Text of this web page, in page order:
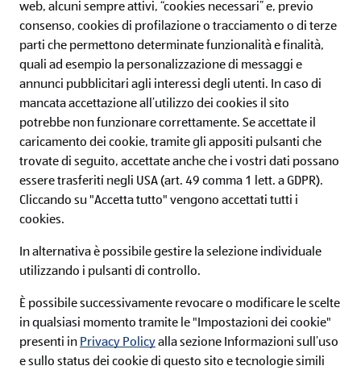
Iniziare montando le uova insieme allo zucchero per una decina
di minuti fino al raggiungimento di un composto spumoso.
Aggiungere il latte e la nutella e continuare a mescolare.
Procedere setacciando farina e lievito e aggiungerli ai liquidi
amalgamando bene il tutto. Trasferire il composto in una tortiera
e infornare in forno preriscaldato a 170° per circa 40 minuti.
Cosa aspetti? Prendi un grembiule e prepara tanti piatti deliziosi
insieme a tutta la tua famiglia, si sa che l’ingrediente segreto per
tutte le ricette è l’amore! Preparati a stupire tutti con le nostre
ricette per bambiniche conquisteranno con la loro bontà sia
grandi che piccoli.
Resta sempre aggiornato sul
mondo di ALDI
web, alcuni sempre attivi, “cookies necessari” e, previo
consenso, cookies di profilazione o tracciamento o di terze
parti che permettono determinate funzionalità e finalità,
quali ad esempio la personalizzazione di messaggi e
annunci pubblicitari agli interessi degli utenti. In caso di
mancata accettazione all’utilizzo dei cookies il sito
potrebbe non funzionare correttamente. Se accettate il
caricamento dei cookie, tramite gli appositi pulsanti che
trovate di seguito, accettate anche che i vostri dati possano
essere trasferiti negli USA (art. 49 comma 1 lett. a GDPR).
Cliccando su "Accetta tutto" vengono accettati tutti i
cookies.
In alternativa è possibile gestire la selezione individuale
utilizzando i pulsanti di controllo.
È possibile successivamente revocare o modificare le scelte
in qualsiasi momento tramite le "Impostazioni dei cookie"
presenti in Privacy Policyalla sezione Informazioni sull’uso
e sullo status dei cookie di questo sito e tecnologie simili